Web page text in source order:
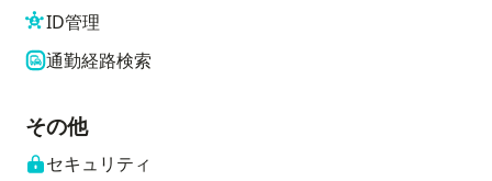
ID管理
通勤経路検索
その他
セキュリティ